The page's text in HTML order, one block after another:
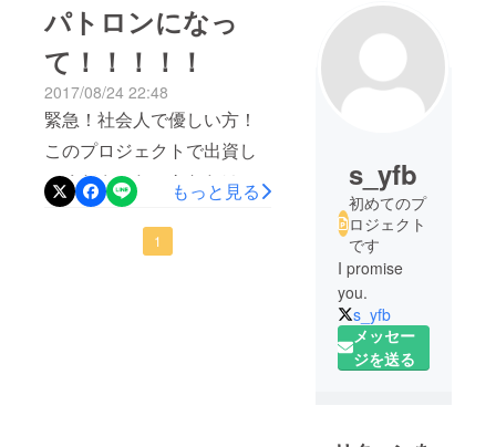
パトロンになっ
て！！！！！
2017/08/24 22:48
緊急！社会人で優しい方！
このプロジェクトで出資し
てくださった、あなたは優
しく、貧乏な学生を助ける
ことができます 私は高校三
もっと見る
1
s_yfb
初めてのプ
ロジェクト
です
I promise
you.
s_yfb
メッセー
ジを送る